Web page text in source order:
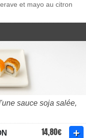
et mayo au citron
sauce soja salée,
14,80€